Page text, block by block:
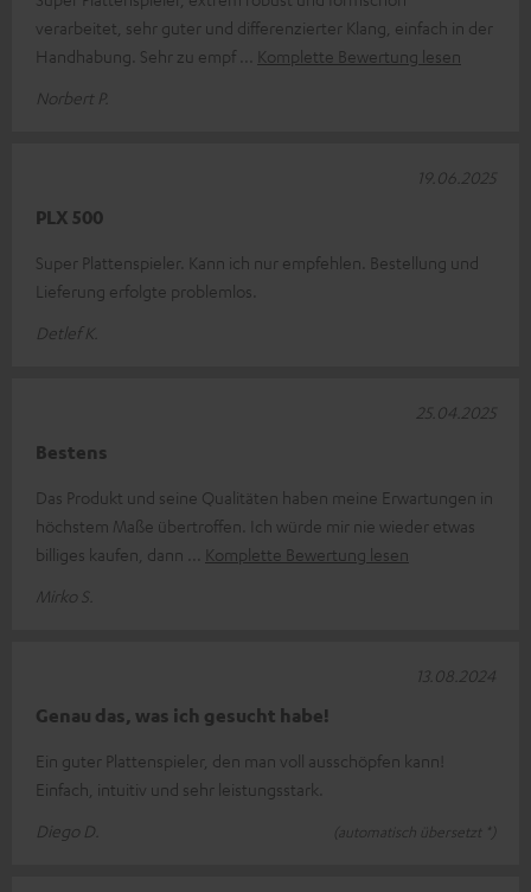
verarbeitet, sehr guter und differenzierter Klang, einfach in der
Handhabung. Sehr zu empf
Komplette Bewertung lesen
Norbert P.
PLX 500
Super Plattenspieler. Kann ich nur empfehlen. Bestellung und
Lieferung erfolgte problemlos.
Detlef K.
19.06.2025
Bestens
Das Produkt und seine Qualitäten haben meine Erwartungen in
höchstem Maße übertroffen. Ich würde mir nie wieder etwas
billiges kaufen, dann
Komplette Bewertung lesen
Mirko S.
25.04.2025
Genau das, was ich gesucht habe!
Ein guter Plattenspieler, den man voll ausschöpfen kann!
Einfach, intuitiv und sehr leistungsstark.
Diego D.
(automatisch übersetzt *)
13.08.2024